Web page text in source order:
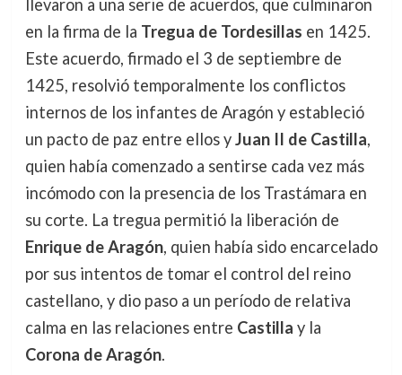
llevaron a una serie de acuerdos, que culminaron
en la firma de la Tregua de Tordesillas en 1425.
Este acuerdo, firmado el 3 de septiembre de
1425, resolvió temporalmente los conflictos
internos de los infantes de Aragón y estableció
un pacto de paz entre ellos yJuan II de Castilla,
quien había comenzado a sentirse cada vez más
incómodo con la presencia de los Trastámara en
su corte. La tregua permitió la liberación de
Enrique de Aragón, quien había sido encarcelado
por sus intentos de tomar el control del reino
castellano, y dio paso a un período de relativa
calma en las relaciones entre Castilla y la
Corona de Aragón.